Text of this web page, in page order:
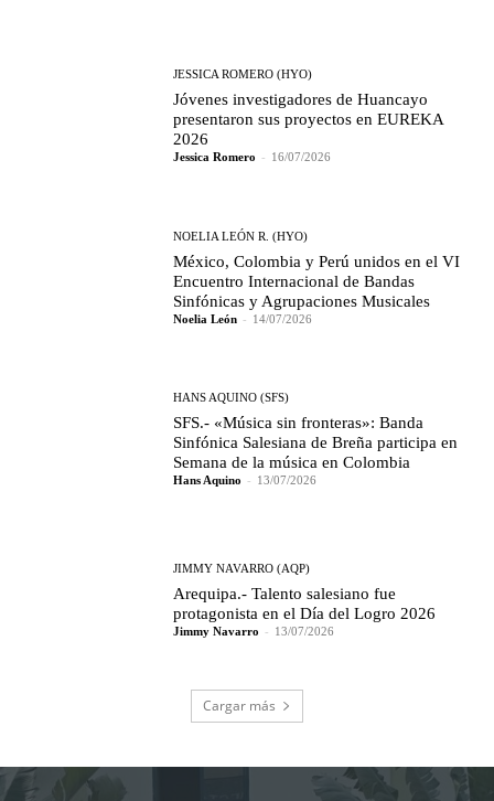
JESSICA ROMERO (HYO)
Jóvenes investigadores de Huancayo
presentaron sus proyectos en EUREKA
2026
Jessica Romero - 16/07/2026
NOELIA LEÓN R. (HYO)
México, Colombia y Perú unidos en el VI
Encuentro Internacional de Bandas
Sinfónicas y Agrupaciones Musicales
Noelia León - 14/07/2026
HANS AQUINO (SFS)
SFS.- «Música sin fronteras»: Banda
Sinfónica Salesiana de Breña participa en
Semana de la música en Colombia
Hans Aquino - 13/07/2026
JIMMY NAVARRO (AQP)
Arequipa.- Talento salesiano fue
protagonista en el Día del Logro 2026
Jimmy Navarro - 13/07/2026
Cargar más